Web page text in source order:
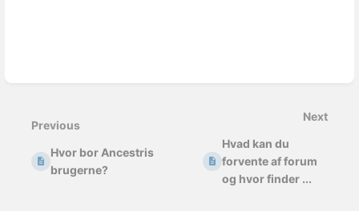
Previous
Hvor bor Ancestris
brugerne?
Next
Hvad kan du
forvente af forum
og hvor finder ...